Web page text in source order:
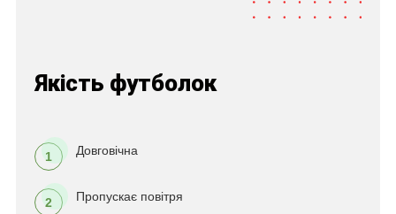
Якість футболок
1 Довговічна
2 Пропускає повітря